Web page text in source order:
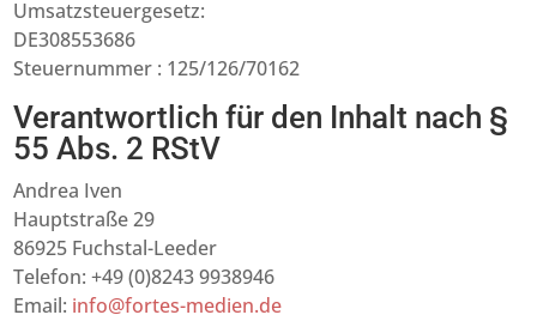
Umsatzsteuergesetz:
DE308553686
Steuernummer : 125/126/70162
Verantwortlich für den Inhalt nach §
55 Abs. 2 RStV
Andrea Iven
Hauptstraße 29
86925 Fuchstal-Leeder
Telefon: +49 (0)8243 9938946
Email: info@fortes-medien.de